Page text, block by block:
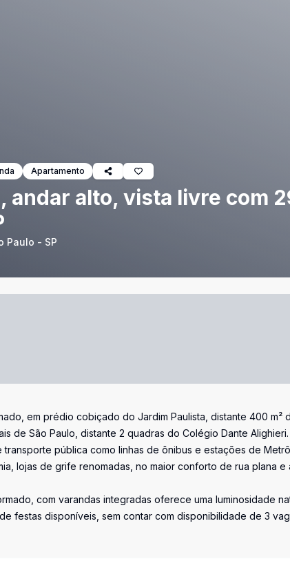
Apartamento
andar alto, vista livre com
Paulo - SP
em prédio cobiçado do Jardim Paulista, distante 400 m²
de São Paulo, distante 2 quadras do Colégio Dante Alighieri.
pública como linhas de ônibus e estações de
lojas de grife renomadas, no maior conforto de rua plana e
com varandas integradas oferece uma luminosidade
festas disponíveis, sem contar com disponibilidade de 3